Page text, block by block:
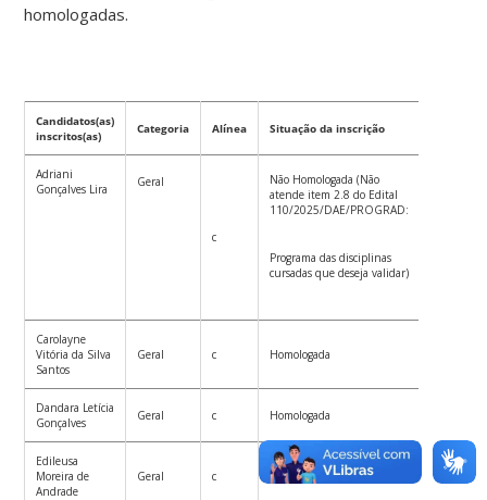
homologadas.
Candidatos(as)
inscritos(as)
Categoria Alínea Situação da inscrição
Adriani
Gonçalves Lira
Geral
c
Não Homologada (Não
atende item 2.8 do Edital
110/2025/DAE/PROGRAD:
Programa das disciplinas
cursadas que deseja validar)
Carolayne
Vitória da Silva
Santos
Geral c Homologada
Dandara Letícia
Gonçalves
Geral c Homologada
Edileusa
Moreira de
Andrade
Geral c Homologada